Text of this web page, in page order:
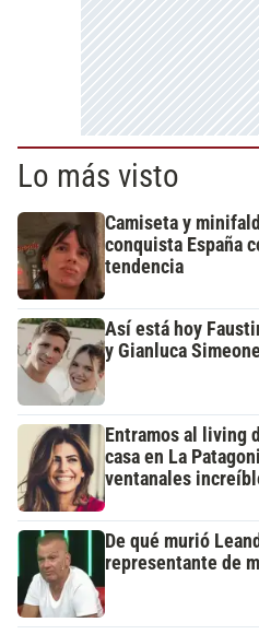
Lo más visto
Camiseta y
conquista España
tendencia
Así está hoy
y Gianluca Simeone
Entramos al living
casa en La
ventanales
De qué murió
representante de